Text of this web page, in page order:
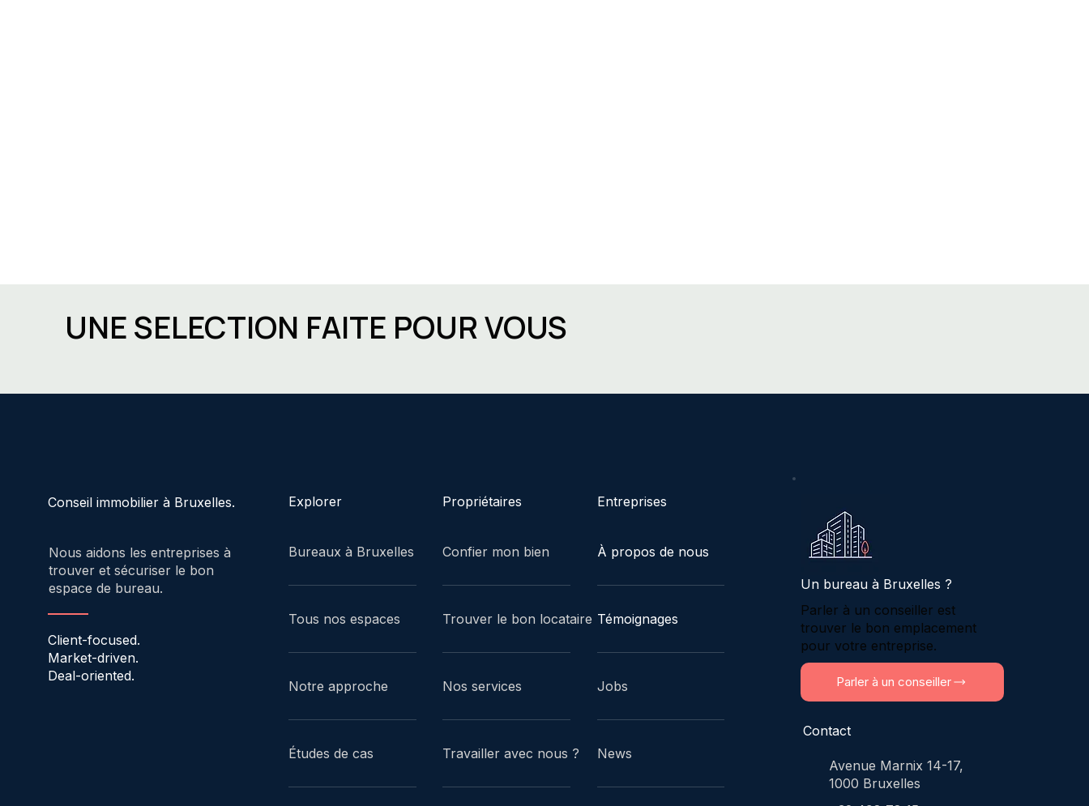
UNE SELECTION FAITE POUR VOUS
Conseil immobilier à Bruxelles.
Nous aidons les entreprises à
trouver et sécuriser le bon
espace de bureau.
Client-focused.
Market-driven.
Deal-oriented.
Explorer
Bureaux à Bruxelles
Tous nos espaces
Notre approche
Études de cas
Propriétaires
Confier mon bien
Trouver le bon locataire
Nos services
Travailler avec nous ?
Entreprises
À propos de nous
Témoignages
Jobs
News
Contact
Avenue Marnix 14-17,
1000 Bruxelles
Un bureau à Bruxelles ?
Parler à un conseiller est
trouver le bon emplacement
pour votre entreprise.
Parler à un conseiller